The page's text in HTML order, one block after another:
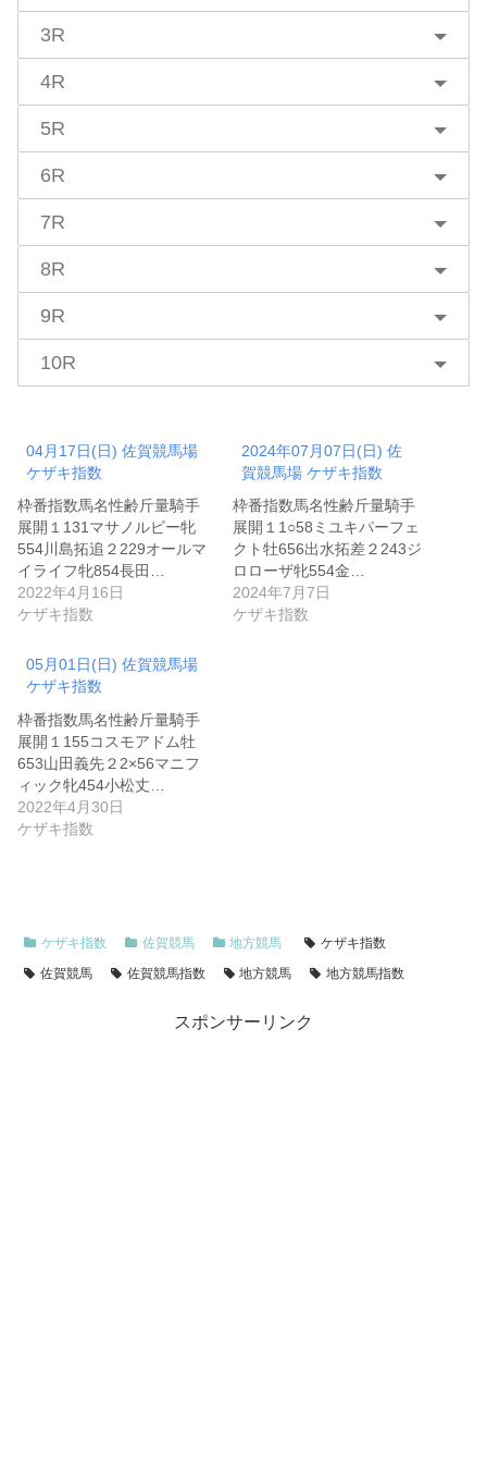
3R
4R
5R
6R
7R
8R
9R
10R
04月17日(日) 佐賀競馬場
ケザキ指数
枠番指数馬名性齢斤量騎手
展開１131マサノルビー牝
554川島拓追２229オールマ
イライフ牝854長田…
2022年4月16日
ケザキ指数
2024年07月07日(日) 佐
賀競馬場 ケザキ指数
枠番指数馬名性齢斤量騎手
展開１1○58ミユキパーフェ
クト牡656出水拓差２243ジ
ロローザ牝554金…
2024年7月7日
ケザキ指数
05月01日(日) 佐賀競馬場
ケザキ指数
枠番指数馬名性齢斤量騎手
展開１155コスモアドム牡
653山田義先２2×56マニフ
ィック牝454小松丈…
2022年4月30日
ケザキ指数
ケザキ指数 佐賀競馬 地方競馬
ケザキ指数
佐賀競馬
佐賀競馬指数 地方競馬 地方競馬指数
スポンサーリンク